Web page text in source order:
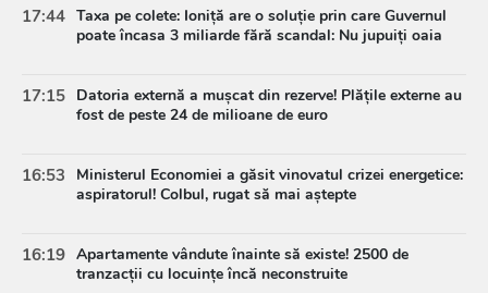
17:44 Taxa pe colete: Ioniță are o soluție prin care Guvernul
poate încasa 3 miliarde fără scandal: Nu jupuiți oaia
17:15 Datoria externă a mușcat din rezerve! Plățile externe au
fost de peste 24 de milioane de euro
16:53
Ministerul Economiei a găsit vinovatul crizei energetice:
aspiratorul! Colbul, rugat să mai aștepte
16:19 Apartamente vândute înainte să existe! 2500 de
tranzacții cu locuințe încă neconstruite